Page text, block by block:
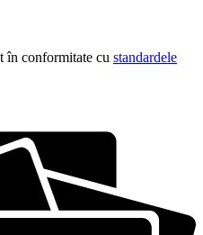
în conformitate cu standardele